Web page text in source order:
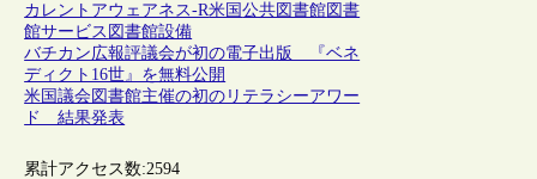
カレントアウェアネス-R米国公共図書館図書
館サービス 図書館設備
バチカン広報評議会が初の電子出版 『ベネ
ディクト16世』を無料公開
米国議会図書館主催の初のリテラシーアワー
ド 結果発表
累計アクセス数:2594